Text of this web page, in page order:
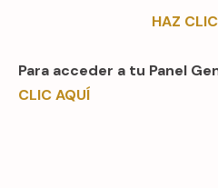
HAZ
Para acceder a tu Panel
CLIC AQUÍ